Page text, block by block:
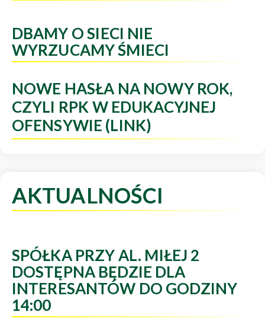
DBAMY O SIECI NIE
WYRZUCAMY ŚMIECI
NOWE HASŁA NA NOWY ROK,
CZYLI RPK W EDUKACYJNEJ
OFENSYWIE (LINK)
AKTUALNOŚCI
SPÓŁKA PRZY AL. MIŁEJ 2
DOSTĘPNA BĘDZIE DLA
INTERESANTÓW DO GODZINY
14:00